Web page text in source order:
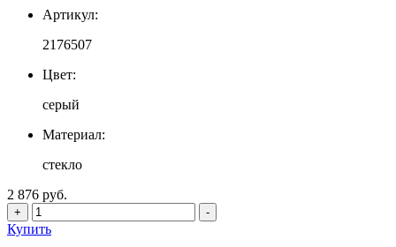
Артикул:
2176507
Цвет:
серый
Материал:
стекло
2 876 руб.
+ -
Купить